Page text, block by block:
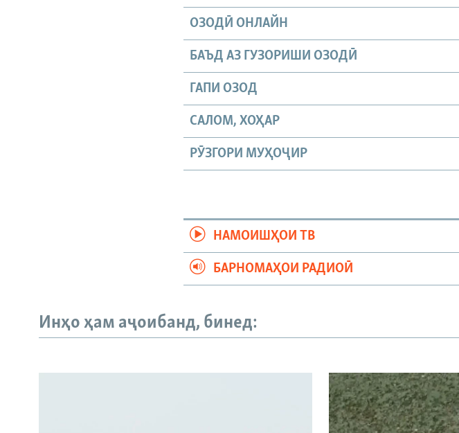
ОЗОДӢ ОНЛАЙН
БАЪД АЗ ГУЗОРИШИ ОЗОДӢ
ГАПИ ОЗОД
САЛОМ, ХОҲАР
РӮЗГОРИ МУҲОҶИР
НАМОИШҲОИ ТВ
БАРНОМАҲОИ РАДИОӢ
Инҳо ҳам аҷоибанд, бинед: